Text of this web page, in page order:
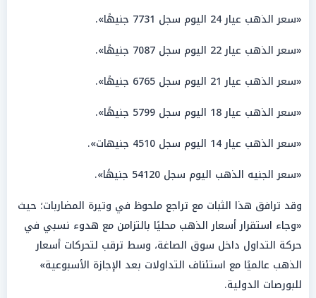
«سعر الذهب عيار 24 اليوم سجل 7731 جنيهًا».
«سعر الذهب عيار 22 اليوم سجل 7087 جنيهًا».
«سعر الذهب عيار 21 اليوم سجل 6765 جنيهًا».
«سعر الذهب عيار 18 اليوم سجل 5799 جنيهًا».
«سعر الذهب عيار 14 اليوم سجل 4510 جنيهات».
«سعر الجنيه الذهب اليوم سجل 54120 جنيهًا».
وقد ترافق هذا الثبات مع تراجع ملحوظ في وتيرة المضاربات؛ حيث
«وجاء استقرار أسعار الذهب محليًا بالتزامن مع هدوء نسبي في
حركة التداول داخل سوق الصاغة، وسط ترقب لتحركات أسعار
الذهب عالميًا مع استئناف التداولات بعد الإجازة الأسبوعية»
للبورصات الدولية.